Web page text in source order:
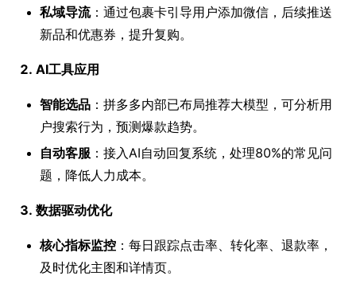
私域导流：通过包裹卡引导用户添加微信，后续推送
新品和优惠券，提升复购。
2. AI工具应用
智能选品 ：拼多多内部已布局推荐大模型，可分析用
户搜索行为，预测爆款趋势。
自动客服 ：接入AI自动回复系统，处理80%的常见问
题，降低人力成本。
3. 数据驱动优化
核心指标监控 ：每日跟踪点击率、转化率、退款率，
及时优化主图和详情页。